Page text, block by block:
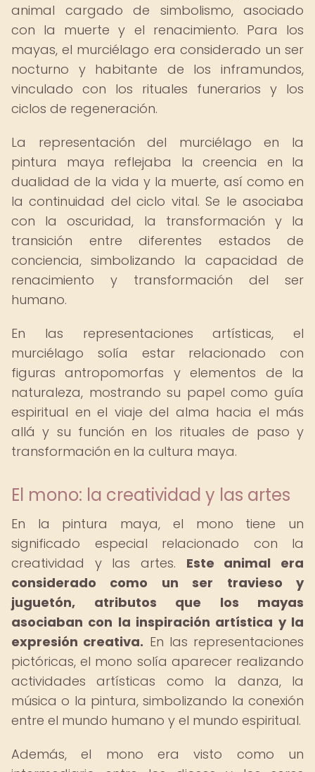
animal cargado de simbolismo, asociado
con la muerte y el renacimiento. Para los
mayas, el murciélago era considerado un ser
nocturno y habitante de los inframundos,
vinculado con los rituales funerarios y los
ciclos de regeneración.
La representación del murciélago en la
pintura maya reflejaba la creencia en la
dualidad de la vida y la muerte, así como en
la continuidad del ciclo vital. Se le asociaba
con la oscuridad, la transformación y la
transición entre diferentes estados de
conciencia, simbolizando la capacidad de
renacimiento y transformación del ser
humano.
En las representaciones artísticas, el
murciélago solía estar relacionado con
figuras antropomorfas y elementos de la
naturaleza, mostrando su papel como guía
espiritual en el viaje del alma hacia el más
allá y su función en los rituales de paso y
transformación en la cultura maya.
El mono: la creatividad y las artes
En la pintura maya, el mono tiene un
significado especial relacionado con la
creatividad y las artes. Este animal era
considerado como un ser travieso y
juguetón, atributos que los mayas
asociaban con la inspiración artística y la
expresión creativa. En las representaciones
pictóricas, el mono solía aparecer realizando
actividades artísticas como la danza, la
música o la pintura, simbolizando la conexión
entre el mundo humano y el mundo espiritual.
Además, el mono era visto como un